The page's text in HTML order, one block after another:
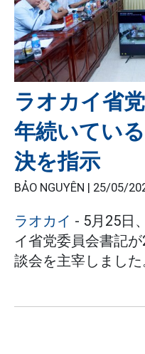
ラオカイ省
年続いてい
決を指示
BẢO NGUYÊN | 25/05/
ラオカイ - 5月25日
イ省党委員会書記
談会を主宰しました